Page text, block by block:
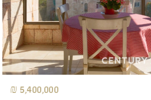
5,400,000 ₪